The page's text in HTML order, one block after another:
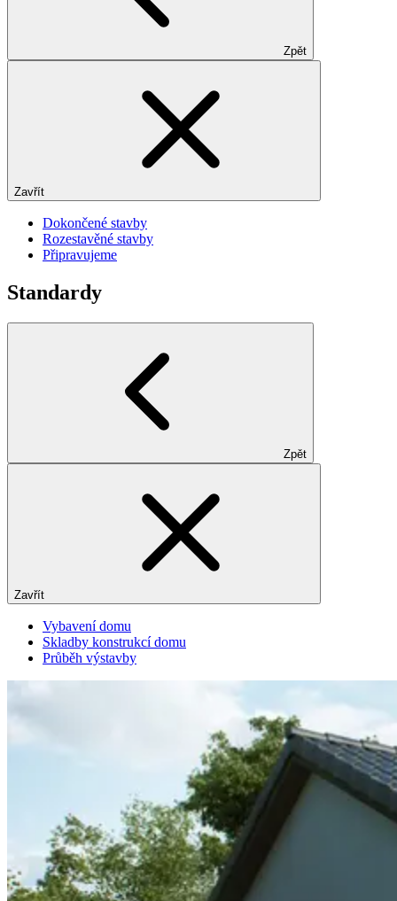
Zpět
Zavřít
Dokončené stavby
Rozestavěné stavby
Připravujeme
Standardy
Zpět
Zavřít
Vybavení domu
Skladby konstrukcí domu
Průběh výstavby